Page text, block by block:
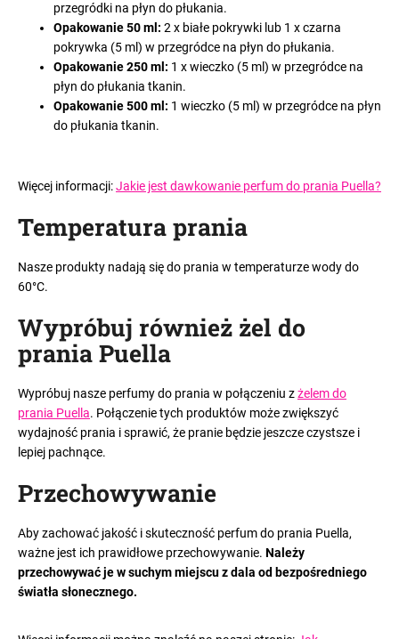
przegródki na płyn do płukania.
Opakowanie 50 ml: 2 x białe pokrywki lub 1 x czarna
pokrywka (5 ml) w przegródce na płyn do płukania.
Opakowanie 250 ml: 1 x wieczko (5 ml) w przegródce na
płyn do płukania tkanin.
Opakowanie 500 ml: 1 wieczko (5 ml) w przegródce na płyn
do płukania tkanin.
Więcej informacji:Jakie jest dawkowanie perfum do prania Puella?
Temperatura prania
Nasze produkty nadają się do prania w temperaturze wody do
60°C.
Wypróbuj również żel do
prania Puella
Wypróbuj nasze perfumy do prania w połączeniu zżelem do
prania Puella. Połączenie tych produktów może zwiększyć
wydajność prania i sprawić, że pranie będzie jeszcze czystsze i
lepiej pachnące.
Przechowywanie
Aby zachować jakość i skuteczność perfum do prania Puella,
ważne jest ich prawidłowe przechowywanie. Należy
przechowywać je w suchym miejscu z dala od bezpośredniego
światła słonecznego.